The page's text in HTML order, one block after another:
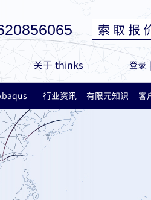
登录 |
索 取 报
关于 thinks
行业资讯 有限元知识 客